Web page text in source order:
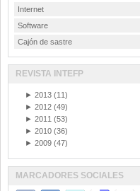
Internet
Software
Cajón de sastre
REVISTA INTEFP
► 2013 (11)
► 2012 (49)
► 2011 (53)
► 2010 (36)
► 2009 (47)
MARCADORES SOCIALES